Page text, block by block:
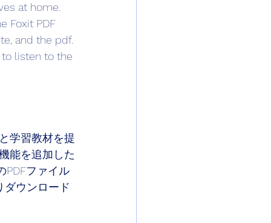
at home.
Foxit PDF
and the pdf.
to listen to the
学習教材を提
能を追加した
PDFファイル
ダウンロード